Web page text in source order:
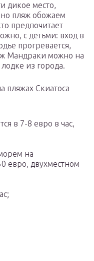
дикое место,
но пляж обожаем
предпочитает
с детьми: вход в
прогревается,
Мандраки можно на
из города.
пляжах Скиатоса
в 7-8 евро в час,
на
евро, двухместном